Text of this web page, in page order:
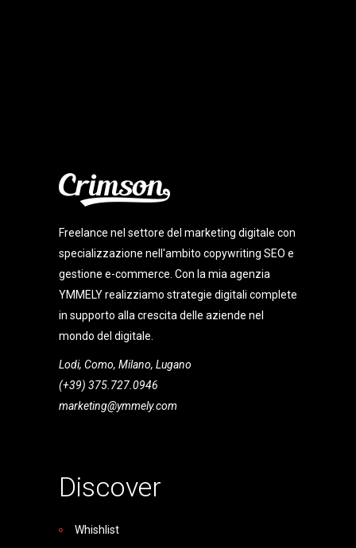
Freelance nel settore del marketing digitale con
specializzazione nell'ambito copywriting SEO e
gestione e-commerce. Con la mia agenzia
YMMELY realizziamo strategie digitali complete
in supporto alla crescita delle aziende nel
mondo del digitale.
Lodi, Como, Milano, Lugano
(+39) 375.727.0946
marketing@ymmely.com
Discover
Whishlist